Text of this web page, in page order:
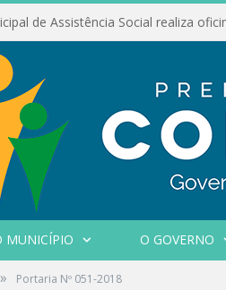
MUNICÍPIO O GOVERNO
» Portaria Nº 051-2018